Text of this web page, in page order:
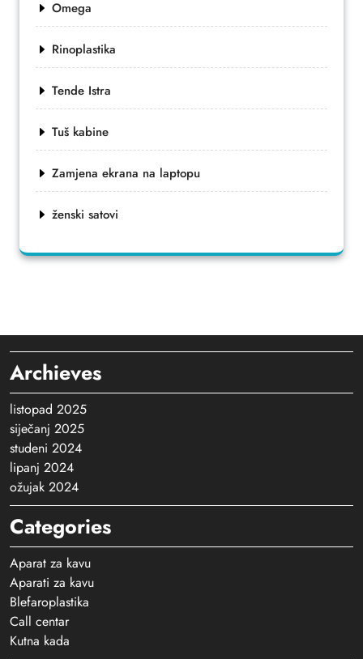
Omega
Rinoplastika
Tende Istra
Tuš kabine
Zamjena ekrana na laptopu
ženski satovi
Archieves
listopad 2025
siječanj 2025
studeni 2024
lipanj 2024
ožujak 2024
Categories
Aparat za kavu
Aparati za kavu
Blefaroplastika
Call centar
Kutna kada